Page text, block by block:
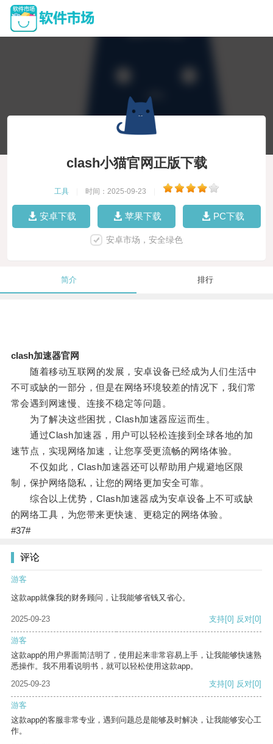
clash小猫官网正版下载
工具 时间：2025-09-23
安卓下载 苹果下载 PC下载
安卓市场，安全绿色
简介 排行
clash加速器官网
随着移动互联网的发展，安卓设备已经成为人们生活中
不可或缺的一部分，但是在网络环境较差的情况下，我们常
常会遇到网速慢、连接不稳定等问题。
为了解决这些困扰，Clash加速器应运而生。
通过Clash加速器，用户可以轻松连接到全球各地的加
速节点，实现网络加速，让您享受更流畅的网络体验。
不仅如此，Clash加速器还可以帮助用户规避地区限
制，保护网络隐私，让您的网络更加安全可靠。
综合以上优势，Clash加速器成为安卓设备上不可或缺
的网络工具，为您带来更快速、更稳定的网络体验。
#37#
评论
游客
这款app就像我的财务顾问，让我能够省钱又省心。
2025-09-23 支持[0] 反对[0]
游客
这款app的用户界面简洁明了，使用起来非常容易上手，让我能够快速熟
悉操作。我不用看说明书，就可以轻松使用这款app。
2025-09-23
支持[0] 反对[0]
游客
这款app的客服非常专业，遇到问题总是能够及时解决，让我能够安心工
作。